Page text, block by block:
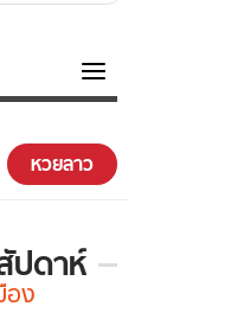
ว หวยลาว
ปดาห์
อง